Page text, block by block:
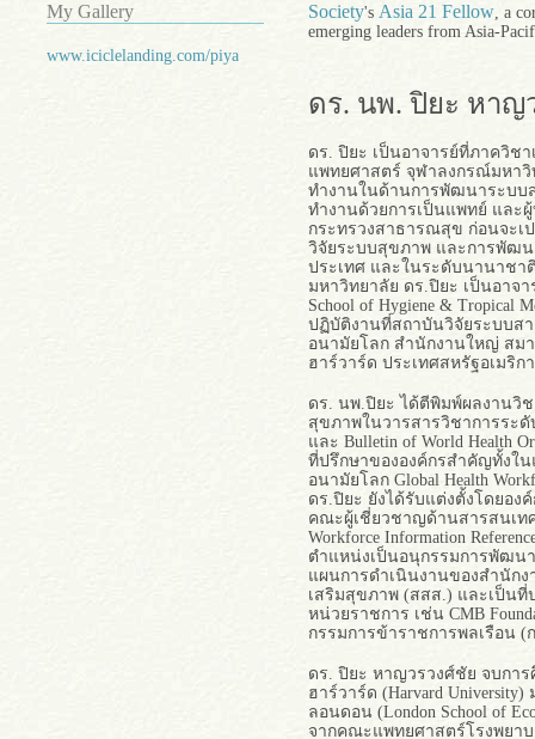
My Gallery
www.iciclelanding.com/piya
Society's Asia 21 Fellow, a
emerging leaders from Asia-
ดร. นพ. ปิยะ หาญ
ดร. ปิยะ เป็นอาจารย์ที่ภาควิช
แพทยศาสตร์ จุฬาลงกรณ์มหา
ทำงานในด้านการพัฒนาระบบ
ทำงานด้วยการเป็นแพทย์ และ
กระทรวงสาธารณสุข ก่อนจะเ
วิจัยระบบสุขภาพ และการพัฒ
ประเทศ และในระดับนานาช
มหาวิทยาลัย ดร.ปิยะ เป็นอาจ
School of Hygiene & Tropical
ปฏิบัติงานที่สถาบันวิจัยระบบส
อนามัยโลก สำนักงานใหญ่ สม
ฮาร์วาร์ด ประเทศสหรัฐอเมริกา
ดร. นพ.ปิยะ ได้ตีพิมพ์ผลงานวิ
สุขภาพในวารสารวิชาการระดั
และ Bulletin of World Health
ที่ปรึกษาขององค์กรสำคัญทั้งใน
อนามัยโลก Global Health
ดร.ปิยะ ยังได้รับแต่งตั้งโดยอง
คณะผู้เชี่ยวชาญด้านสารสนเท
Workforce Information
ตำแหน่งเป็นอนุกรรมการพัฒน
แผนการดำเนินงานของสำนัก
เสริมสุขภาพ (สสส.) และเป็นที่
หน่วยราชการ เช่น CMB
กรรมการข้าราชการพลเรือน (
ดร. ปิยะ หาญวรวงศ์ชัย จบกา
ฮาร์วาร์ด (Harvard
ลอนดอน (London School of
จากคณะแพทยศาสตร์โรงพยา